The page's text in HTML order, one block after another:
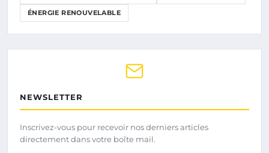
ÉNERGIE RENOUVELABLE
NEWSLETTER
Inscrivez-vous pour recevoir nos derniers articles
directement dans votre boîte mail.